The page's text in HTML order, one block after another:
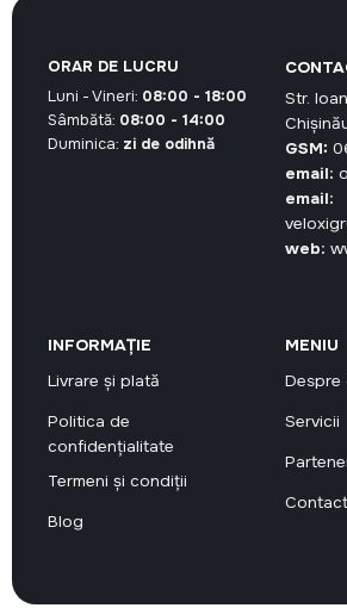
Str.
GSM:
email:
email:
web:
INFORMAȚIE
Livrare și plată
Politica de
confidențialitate
Termeni și condiții
Blog
MENIU
Despre
Servicii
ORAR DE LUCRU
Luni - Vineri: 08:00 - 18:00
Sâmbătă: 08:00 - 14:00
Duminica: zi de odihnă